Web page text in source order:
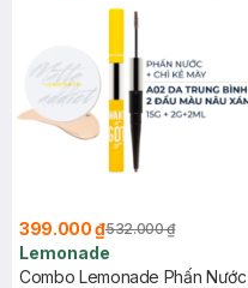
399.000 ₫532.000 ₫
Lemonade
Combo Lemonade Phấn Nước